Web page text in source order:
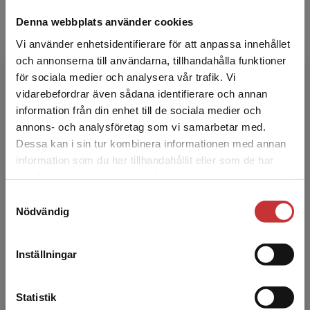
Denna webbplats använder cookies
Vi använder enhetsidentifierare för att anpassa innehållet
och annonserna till användarna, tillhandahålla funktioner
för sociala medier och analysera vår trafik. Vi
vidarebefordrar även sådana identifierare och annan
information från din enhet till de sociala medier och
annons- och analysföretag som vi samarbetar med.
Dessa kan i sin tur kombinera informationen med annan
information som du har tillhandahållit eller som de har
Nödvändig
Inställningar
Statistik
Begränsad fraktregion
Det verkar som att du besöker
studentlitteratur.se via en enhet utanför Sverige.
Vi erbjuder inte leveranser utanför Sverige. För
att kunna slutföra ett köp måste
Fastighetsförmedling
Jingryd, Ola
Fastighetsmäklaryrket av i dag är en mycket
kvalificerad och komplex profession som
kräver kunskap inom vitt skilda områden, inte
minst det juridis...
301 krinkl. moms
Exkl. moms: 284 kr
offentliga upphandlingen och behandlar såväl
rättsliga ramar som ekonomiska incitament och